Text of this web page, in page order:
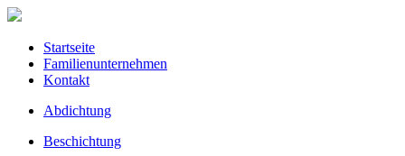
Startseite
Familienunternehmen
Kontakt
Abdichtung
Beschichtung